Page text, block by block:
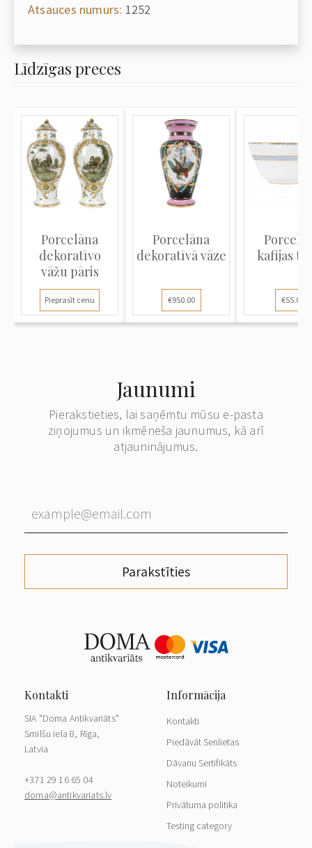
Atsauces numurs: 1252
Līdzīgas preces
Porcelāna
dekoratīvo
vāžu pāris
Pieprasīt cenu
Porcelāna
dekoratīvā vāze
€950.00
kafijas
€55.00
Jaunumi
Pierakstieties, lai saņēmtu mūsu e-pasta
ziņojumus un ikmēneša jaunumus, kā arī
atjauninājumus.
Parakstīties
SIA "Doma Antikvariāts"
Smilšu iela 8, Rīga,
Latvia
+371 29 16 65 04
doma@antikvariats.lv
Kontakti
Piedāvāt Senlietas
Dāvanu Sertifikāts
Noteikumi
Privātuma politika
Testing category